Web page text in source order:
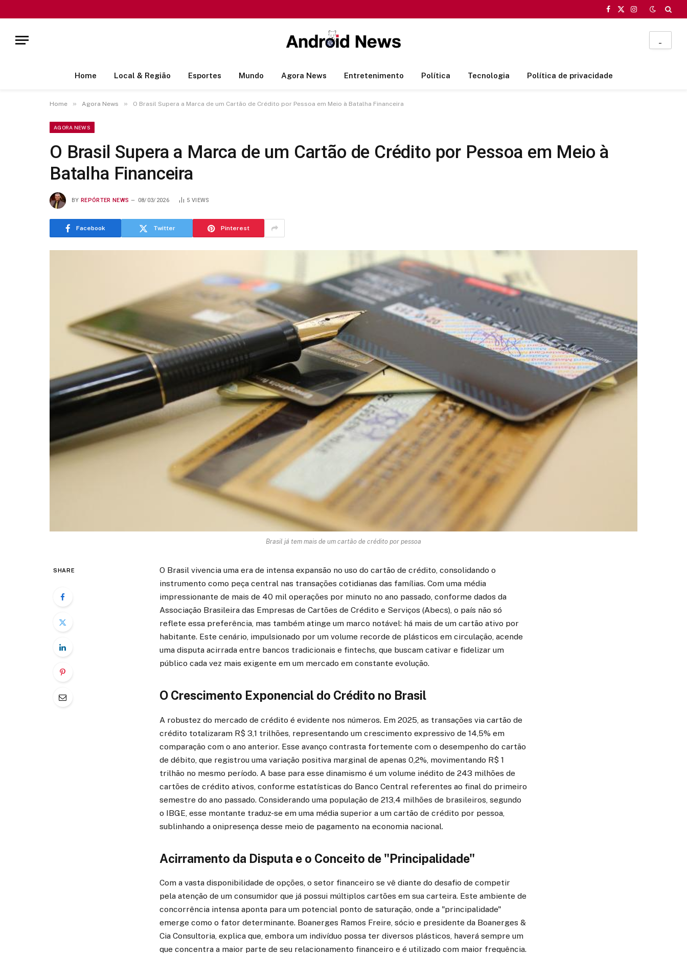
Facebook
X
Instagram
Home Local & Região Esportes Mundo Agora News Entretenimento Política Tecnologia Política de privacidade
Home » Agora News » O Brasil Supera a Marca de um Cartão de Crédito por Pessoa em Meio à Batalha Financeira
AGORA NEWS
O Brasil Supera a Marca de um Cartão de Crédito por Pessoa em Meio à
Batalha Financeira
BY REPÓRTER NEWS 08/03/2026 5 VIEWS
Facebook Twitter Pinterest
Brasil já tem mais de um cartão de crédito por pessoa
SHARE
O Brasil vivencia uma era de intensa expansão no uso do cartão de crédito, consolidando o
instrumento como peça central nas transações cotidianas das famílias. Com uma média
impressionante de mais de 40 mil operações por minuto no ano passado, conforme dados da
Associação Brasileira das Empresas de Cartões de Crédito e Serviços (Abecs), o país não só
reflete essa preferência, mas também atinge um marco notável: há mais de um cartão ativo por
habitante. Este cenário, impulsionado por um volume recorde de plásticos em circulação, acende
uma disputa acirrada entre bancos tradicionais e fintechs, que buscam cativar e fidelizar um
público cada vez mais exigente em um mercado em constante evolução.
O Crescimento Exponencial do Crédito no Brasil
A robustez do mercado de crédito é evidente nos números. Em 2025, as transações via cartão de
crédito totalizaram R$ 3,1 trilhões, representando um crescimento expressivo de 14,5% em
comparação com o ano anterior. Esse avanço contrasta fortemente com o desempenho do cartão
de débito, que registrou uma variação positiva marginal de apenas 0,2%, movimentando R$ 1
trilhão no mesmo período. A base para esse dinamismo é um volume inédito de 243 milhões de
cartões de crédito ativos, conforme estatísticas do Banco Central referentes ao final do primeiro
semestre do ano passado. Considerando uma população de 213,4 milhões de brasileiros, segundo
o IBGE, esse montante traduz-se em uma média superior a um cartão de crédito por pessoa,
sublinhando a onipresença desse meio de pagamento na economia nacional.
Acirramento da Disputa e o Conceito de "Principalidade"
Com a vasta disponibilidade de opções, o setor financeiro se vê diante do desafio de competir
pela atenção de um consumidor que já possui múltiplos cartões em sua carteira. Este ambiente de
concorrência intensa aponta para um potencial ponto de saturação, onde a "principalidade"
emerge como o fator determinante. Boanerges Ramos Freire, sócio e presidente da Boanerges &
Cia Consultoria, explica que, embora um indivíduo possa ter diversos plásticos, haverá sempre um
que concentra a maior parte de seu relacionamento financeiro e é utilizado com maior frequência.